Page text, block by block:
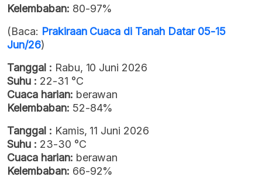
Kelembaban: 80-97%
(Baca: Prakiraan Cuaca di Tanah Datar 05-15
Jun/26)
Tanggal : Rabu, 10 Juni 2026
Suhu : 22-31 °C
Cuaca harian: berawan
Kelembaban: 52-84%
Tanggal : Kamis, 11 Juni 2026
Suhu : 23-30 °C
Cuaca harian: berawan
Kelembaban: 66-92%